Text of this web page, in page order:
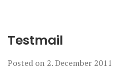
Testmail
Posted on 2. December 2011